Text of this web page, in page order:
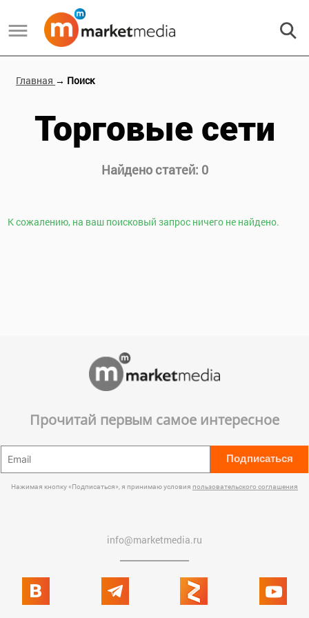
Главная → Поиск
Торговые сети
Найдено статей: 0
К сожалению, на ваш поисковый запрос ничего не найдено.
Прочитай первым самое интересное
Подписаться
Нажимая кнопку «Подписаться», я принимаю условия пользовательского соглашения
info@marketmedia.ru